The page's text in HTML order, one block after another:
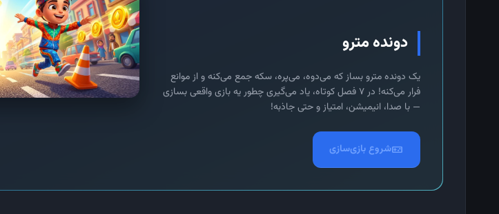
دونده مترو
یک دونده مترو بساز که می‌دوه، می‌پره، سکه جمع می‌کنه و از موانع
فرار می‌کنه! در ۷ فصل کوتاه، یاد می‌گیری چطور یه بازی واقعی بسازی
— با صدا، انیمیشن، امتیاز و حتی جاذبه!
videogame_assetشروع بازی‌سازی